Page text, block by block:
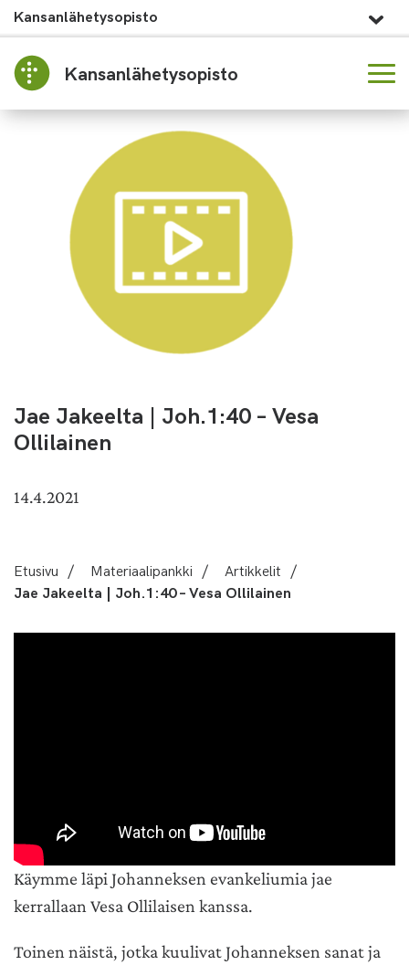
Kansanlähetysopisto
Kansanlähetysopisto
Jae Jakeelta | Joh.1:40 – Vesa
Ollilainen
14.4.2021
Etusivu / Materiaalipankki / Artikkelit /
Jae Jakeelta | Joh.1:40 – Vesa Ollilainen
Käymme läpi Johanneksen evankeliumia jae
kerrallaan Vesa Ollilaisen kanssa.
Toinen näistä, jotka kuulivat Johanneksen sanat ja